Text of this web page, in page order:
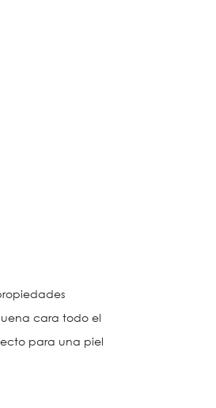
cara todo el
para una piel